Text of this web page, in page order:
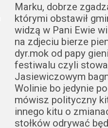
Marku, dobrze
którymi obstawił
widzą w Pani Ewie
na zdjeciu bierze
dyr.mok od papy
festiwalu czyli
Jasiewiczowym
Wolinie bo jedynie
mówisz polityczny
innego kitu o
stołków odrywać